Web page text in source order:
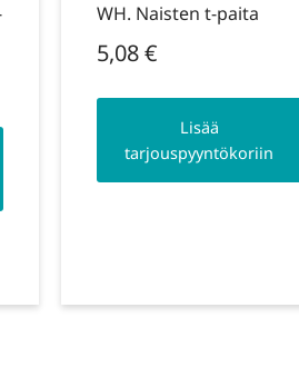
WH. Naisten t-paita
5,08€
Lisää
tarjouspyyntökoriin